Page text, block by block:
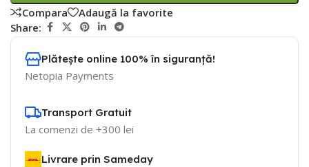
Compara
Adaugă la favorite
Share:
Plătește online 100% în siguranță!
Netopia Payments
Transport Gratuit
La comenzi de +300 lei
Livrare prin Sameday